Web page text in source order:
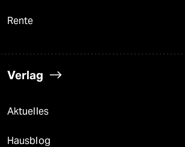
Rente
Verlag
Aktuelles
Hausblog